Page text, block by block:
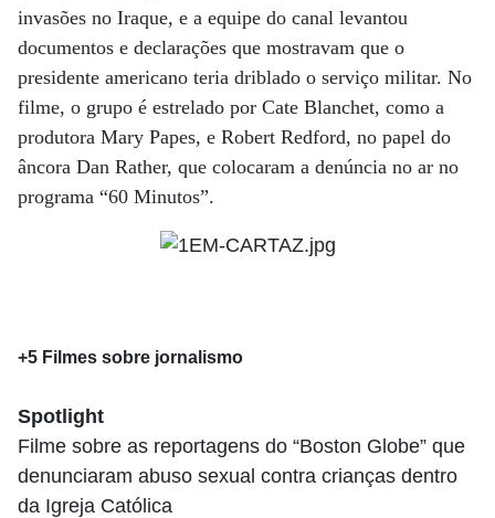
invasões no Iraque, e a equipe do canal levantou
documentos e declarações que mostravam que o
presidente americano teria driblado o serviço militar. No
filme, o grupo é estrelado por Cate Blanchet, como a
produtora Mary Papes, e Robert Redford, no papel do
âncora Dan Rather, que colocaram a denúncia no ar no
programa “60 Minutos”.
+5 Filmes sobre jornalismo
Spotlight
Filme sobre as reportagens do “Boston Globe” que
denunciaram abuso sexual contra crianças dentro
da Igreja Católica